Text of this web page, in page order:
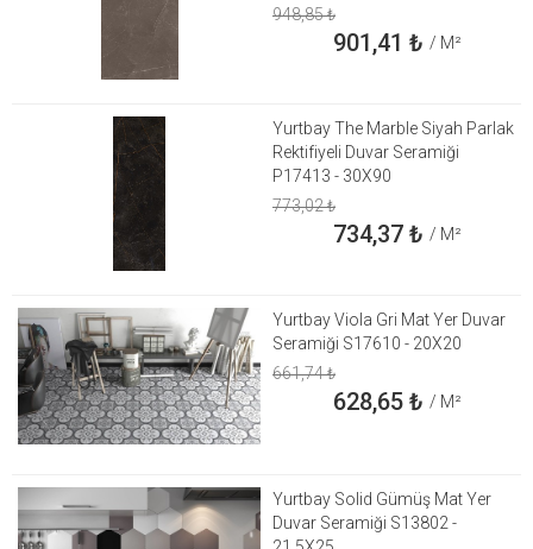
948,85₺
901,41 ₺ / M²
Yurtbay The Marble Siyah Parlak
Rektifiyeli Duvar Seramiği
P17413 - 30X90
773,02₺
734,37₺ / M²
Yurtbay Viola Gri Mat Yer Duvar
Seramiği S17610 - 20X20
661,74₺
628,65₺ / M²
Yurtbay Solid Gümüş Mat Yer
Duvar Seramiği S13802 -